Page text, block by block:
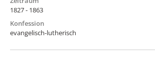
1827 - 1863
Konfession
evangelisch-lutherisch